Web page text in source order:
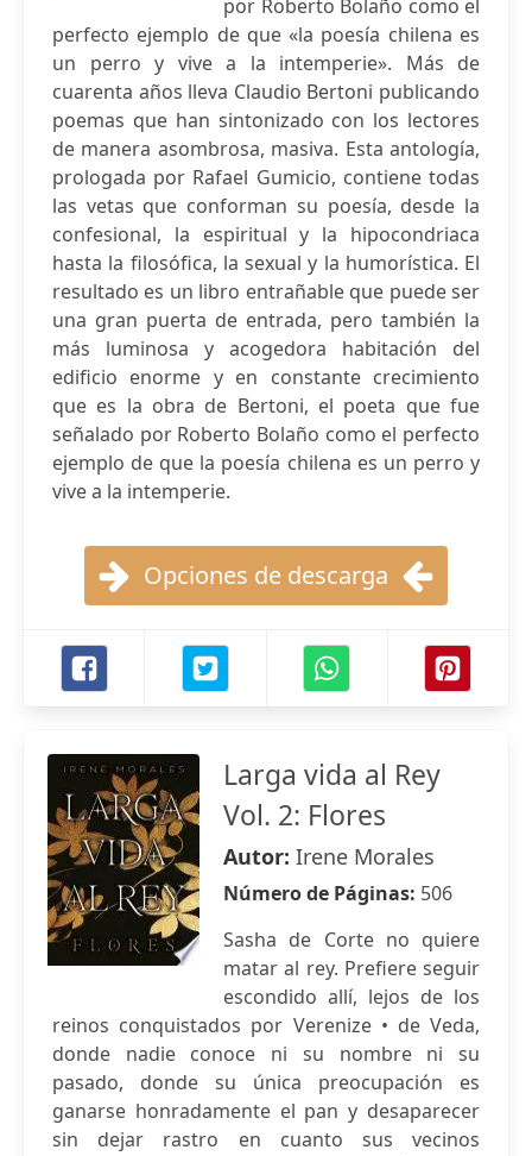
por Roberto Bolaño como el
perfecto ejemplo de que «la poesía chilena es
un perro y vive a la intemperie». Más de
cuarenta años lleva Claudio Bertoni publicando
poemas que han sintonizado con los lectores
de manera asombrosa, masiva. Esta antología,
prologada por Rafael Gumicio, contiene todas
las vetas que conforman su poesía, desde la
confesional, la espiritual y la hipocondriaca
hasta la filosófica, la sexual y la humorística. El
resultado es un libro entrañable que puede ser
una gran puerta de entrada, pero también la
más luminosa y acogedora habitación del
edificio enorme y en constante crecimiento
que es la obra de Bertoni, el poeta que fue
señalado por Roberto Bolaño como el perfecto
ejemplo de que la poesía chilena es un perro y
vive a la intemperie.
Opciones de descarga
Larga vida al Rey
Vol. 2: Flores
Autor: Irene Morales
Número de Páginas: 506
Sasha de Corte no quiere
matar al rey. Prefiere seguir
escondido allí, lejos de los
reinos conquistados por Verenize • de Veda,
donde nadie conoce ni su nombre ni su
pasado, donde su única preocupación es
ganarse honradamente el pan y desaparecer
sin dejar rastro en cuanto sus vecinos